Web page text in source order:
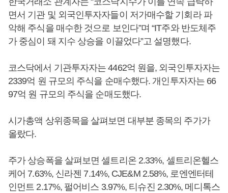
면서 기관 및 외국인투자자들이 저가매수할 기회라 파
악해 주식을 매수한 것으로 보인다”며 “IT주와 반도체주
가 중심이 돼 지수 상승을 이끌었다”고 설명했다.
코스닥에서 기관투자자는 4462억 원을, 외국인투자자는
2339억 원 규모의 주식을 순매수했다. 개인투자자는 66
97억 원 규모의 주식을 순매도했다.
시가총액 상위종목을 살펴보면 대부분 종목의 주가가
올랐다.
주가 상승폭을 살펴보면 셀트리온 2.33%, 셀트리온헬스
케어 7.63%, 신라젠 7.14%, CJE&M 2.58%, 로엔엔터테
인먼트 2.17%, 펄어비스 3.97%, 티슈진 2.30%, 메디톡스